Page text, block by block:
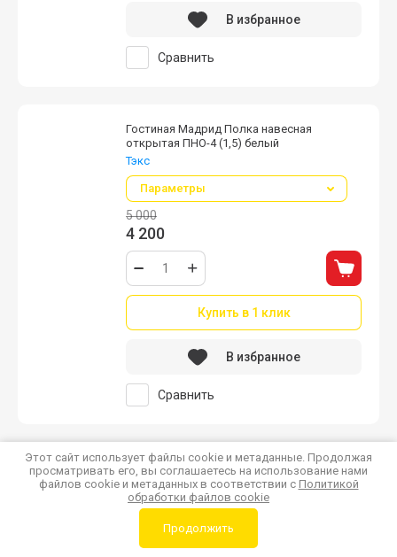
Сравнить
В избранное
Гостиная Мадрид Полка навесная
открытая ПНО-4 (1,5) белый
Тэкс
Параметры
5 000
4 200
Купить в 1 клик
Сравнить
В избранное
Гостиная Мадрид Полка навесная ПН-1
(1,1) белый
Тэкс
Параметры
5 350
Этот сайт использует файлы cookie и метаданные. Продолжая
просматривать его, вы соглашаетесь на использование нами
файлов cookie и метаданных в соответствии с Политикой
обработки файлов cookie
Продолжить